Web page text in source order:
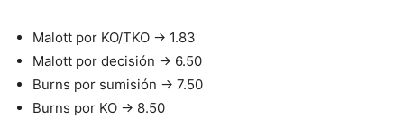
Malott por KO/TKO → 1.83
Malott por decisión → 6.50
Burns por sumisión → 7.50
Burns por KO → 8.50